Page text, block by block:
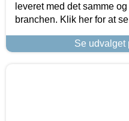
leveret med det samme
branchen. Klik her for at
Se udvalget